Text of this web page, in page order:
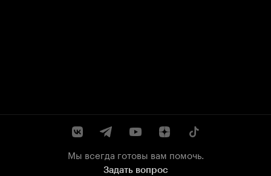
Мы всегда готовы вам помочь.
Задать вопрос